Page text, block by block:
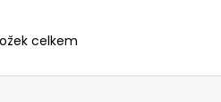
O
v
celkem